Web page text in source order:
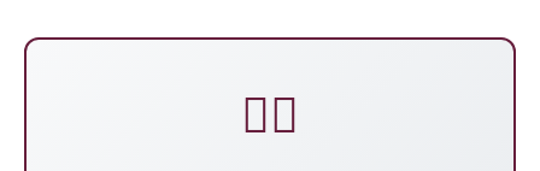
🏃‍♂️